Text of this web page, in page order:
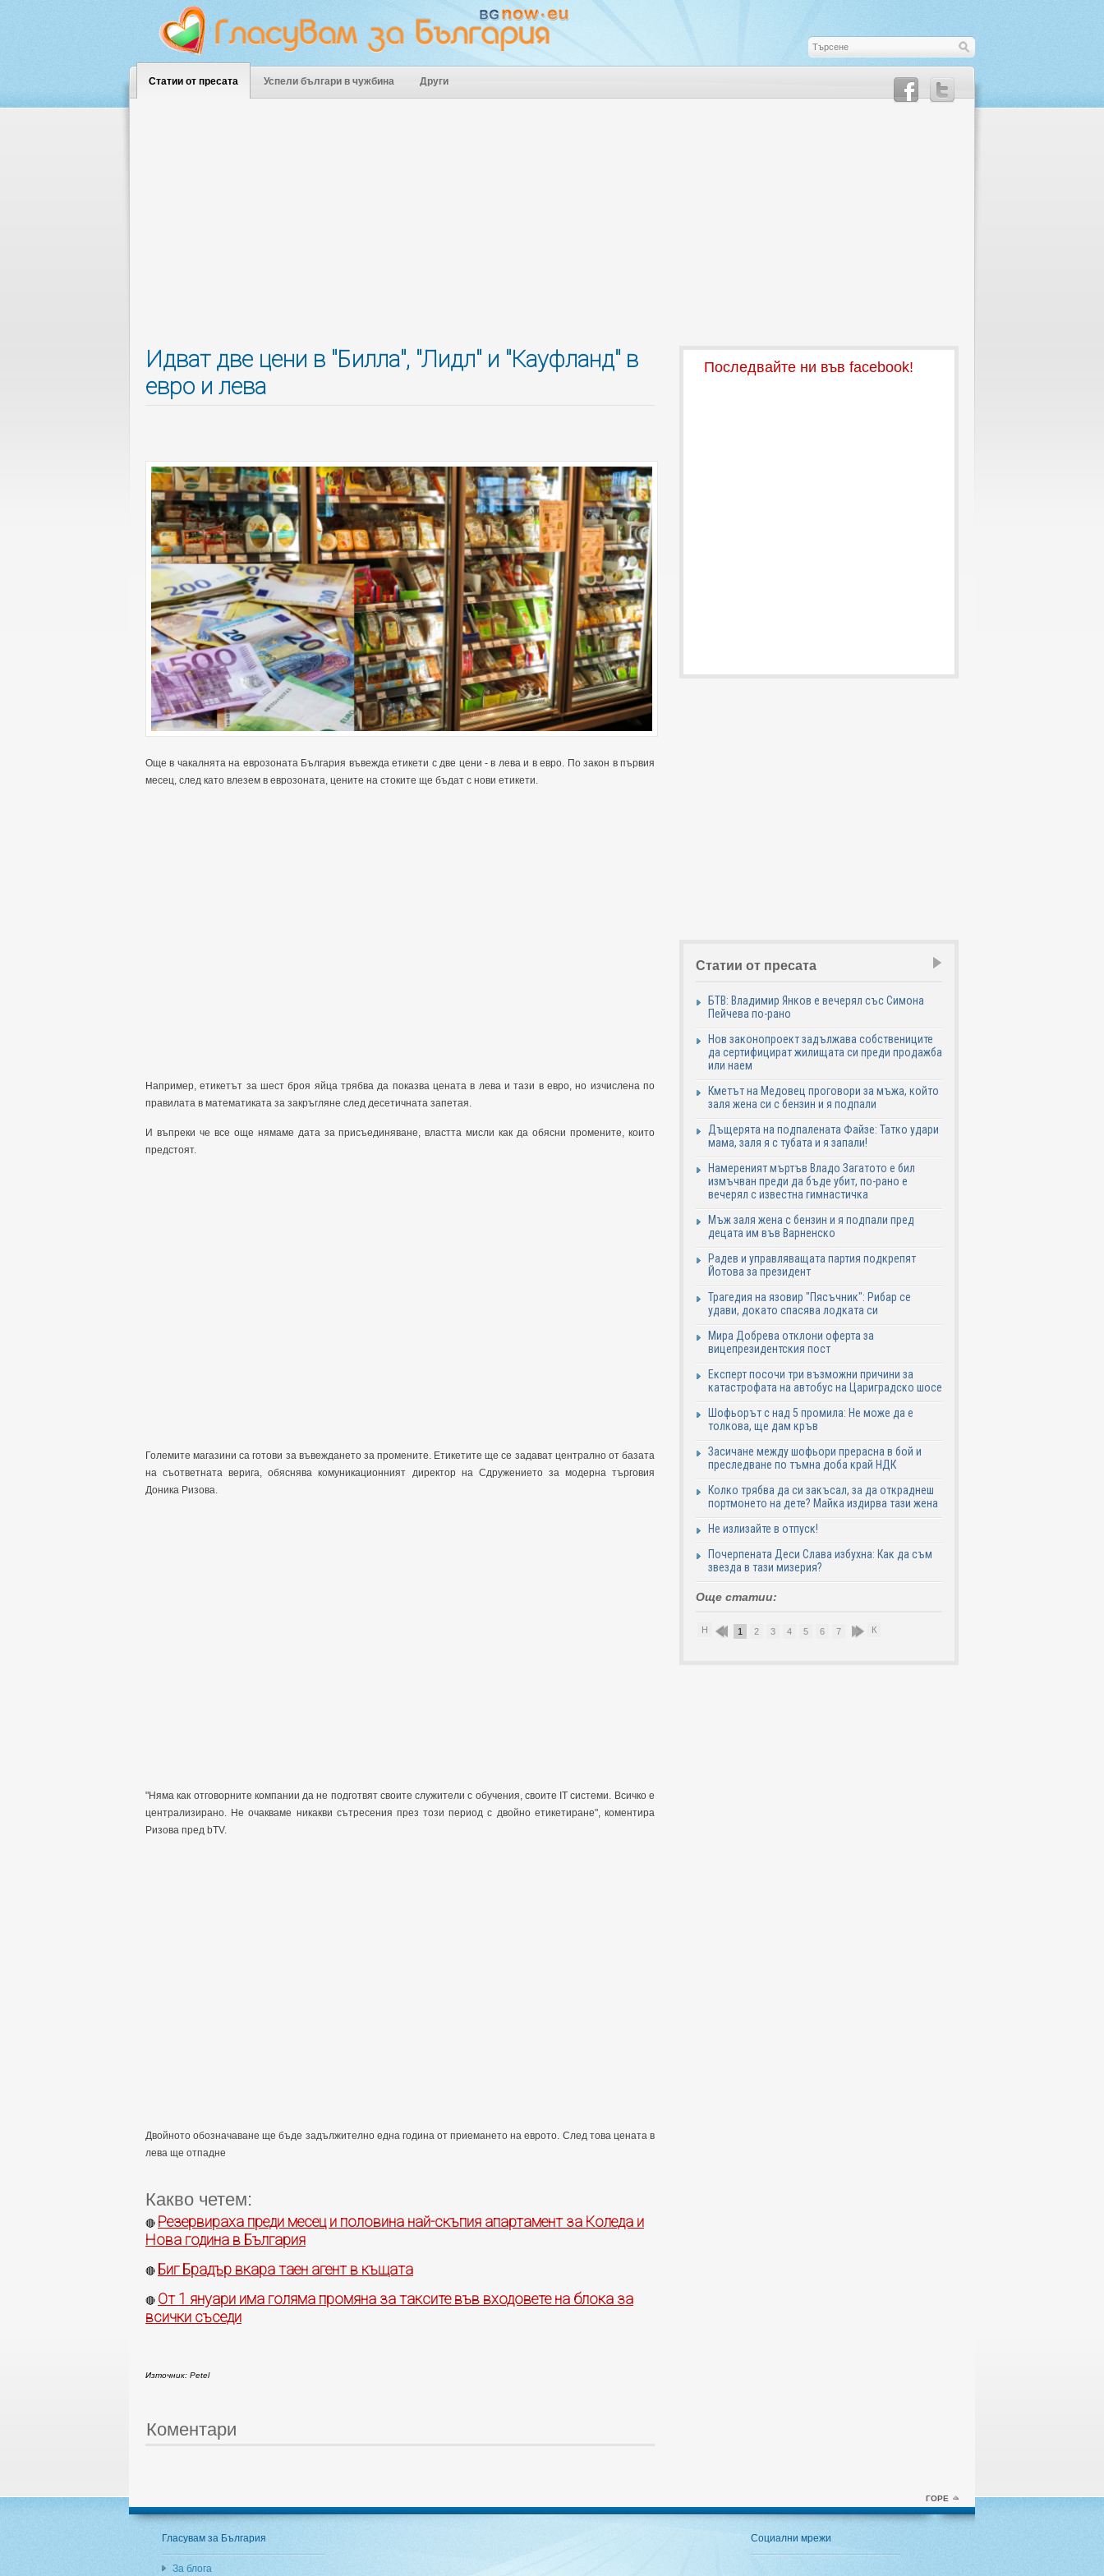
Статии от пресата Успели българи в чужбина Други
Идват две цени в "Билла", "Лидл" и "Кауфланд" в
евро и лева
Още в чакалнята на еврозоната България въвежда етикети с две цени - в лева и в евро. По закон в първия
месец, след като влезем в еврозоната, цените на стоките ще бъдат с нови етикети.
Например, етикетът за шест броя яйца трябва да показва цената в лева и тази в евро, но изчислена по
правилата в математиката за закръгляне след десетичната запетая.
И въпреки че все още нямаме дата за присъединяване, властта мисли как да обясни промените, които
предстоят.
Големите магазини са готови за въвеждането за промените. Етикетите ще се задават централно от базата
на съответната верига, обяснява комуникационният директор на Сдружението за модерна търговия
Доника Ризова.
"Няма как отговорните компании да не подготвят своите служители с обучения, своите IT системи. Всичко е
централизирано. Не очакваме никакви сътресения през този период с двойно етикетиране", коментира
Ризова пред bTV.
Двойното обозначаване ще бъде задължително една година от приемането на еврото. След това цената в
лева ще отпадне
Какво четем:
🔴 Резервираха преди месец и половина най-скъпия апартамент за Коледа и
Нова година в България
🔴 Биг Брадър вкара таен агент в къщата
🔴 От 1 януари има голяма промяна за таксите във входовете на блока за
всички съседи
Източник: Petel
Коментари
Последвайте ни във facebook!
Статии от пресата
БТВ: Владимир Янков е вечерял със Симона
Пейчева по-рано
Нов законопроект задължава собствениците
да сертифицират жилищата си преди продажба
или наем
Кметът на Медовец проговори за мъжа, който
заля жена си с бензин и я подпали
Дъщерята на подпалената Файзе: Татко удари
мама, заля я с тубата и я запали!
Намереният мъртъв Владо Загатото е бил
измъчван преди да бъде убит, по-рано е
вечерял с известна гимнастичка
Мъж заля жена с бензин и я подпали пред
децата им във Варненско
Радев и управляващата партия подкрепят
Йотова за президент
Трагедия на язовир "Пясъчник": Рибар се
удави, докато спасява лодката си
Мира Добрева отклони оферта за
вицепрезидентския пост
Експерт посочи три възможни причини за
катастрофата на автобус на Цариградско шосе
Шофьорът с над 5 промила: Не може да е
толкова, ще дам кръв
Засичане между шофьори прерасна в бой и
преследване по тъмна доба край НДК
Колко трябва да си закъсал, за да откраднеш
портмонето на дете? Майка издирва тази жена
Не излизайте в отпуск!
Почерпената Деси Слава избухна: Как да съм
звезда в тази мизерия?
Още статии:
Н 1 2 3 4 5 6 7 8 9К
ГОРЕ
Гласувам за България
За блога
Социални мрежи